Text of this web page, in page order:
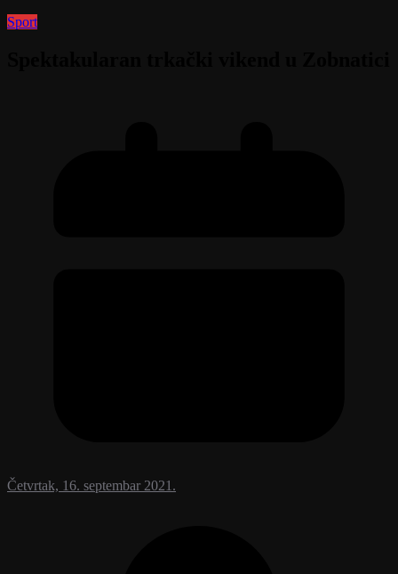
Sport
Četvrtak, 16. septembar 2021.